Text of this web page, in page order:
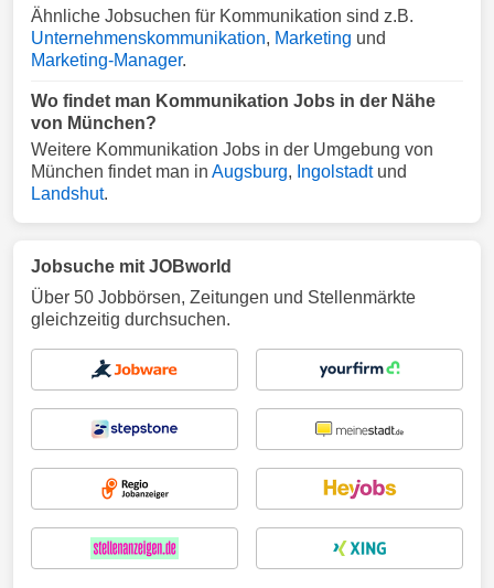
Ähnliche Jobsuchen für Kommunikation sind z.B.
Unternehmenskommunikation, Marketing und
Marketing-Manager.
Wo findet man Kommunikation Jobs in der Nähe
von München?
Weitere Kommunikation Jobs in der Umgebung von
München findet man in Augsburg, Ingolstadtund
Landshut.
Jobsuche mit JOBworld
Über 50 Jobbörsen, Zeitungen und Stellenmärkte
gleichzeitig durchsuchen.